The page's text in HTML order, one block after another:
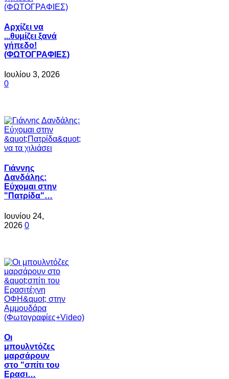
Αρχίζει να
...θυμίζει ξανά
γήπεδο!
(ΦΩΤΟΓΡΑΦΙΕΣ)
Ιουλίου 3, 2026
0
Γιάννης
Δανδάλης:
Εύχομαι στην
"Πατρίδα"…
Ιουνίου 24,
2026 0
Oι
μπουλντόζες
μαρσάρουν
στο "σπίτι του
Ερασι…